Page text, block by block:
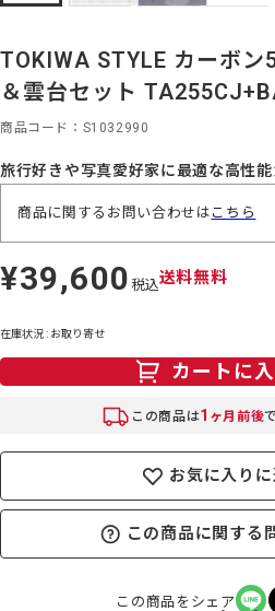
TOKIWA STYLE カーボン
＆雲台セット
商品コード S1032990
旅行好きや写真愛好家に最適な高性
商品に関するお問い合わせは こちら
定
価
¥39,600 税込送料無料
在庫状況 : お取り寄せ
カートに
この商品は1 ヶ月前後
お気に入りに
この商品に関する
この商品をシェア